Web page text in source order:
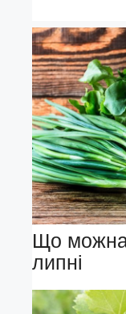
Що можна
липні